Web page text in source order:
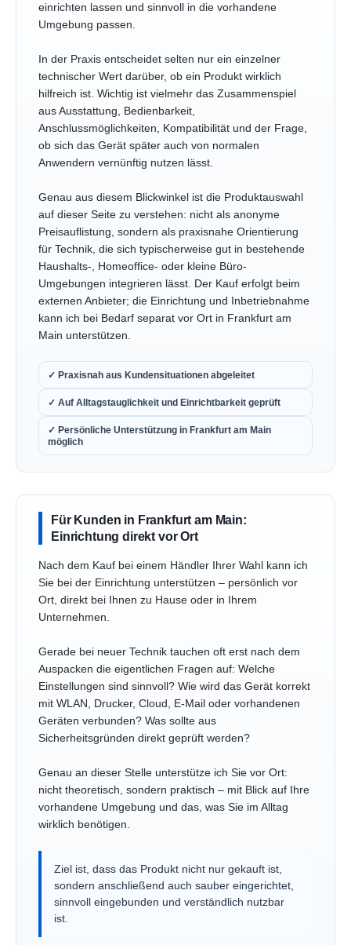
einrichten lassen und sinnvoll in die vorhandene
Umgebung passen.
In der Praxis entscheidet selten nur ein einzelner
technischer Wert darüber, ob ein Produkt wirklich
hilfreich ist. Wichtig ist vielmehr das Zusammenspiel
aus Ausstattung, Bedienbarkeit,
Anschlussmöglichkeiten, Kompatibilität und der Frage,
ob sich das Gerät später auch von normalen
Anwendern vernünftig nutzen lässt.
Genau aus diesem Blickwinkel ist die Produktauswahl
auf dieser Seite zu verstehen: nicht als anonyme
Preisauflistung, sondern als praxisnahe Orientierung
für Technik, die sich typischerweise gut in bestehende
Haushalts-, Homeoffice- oder kleine Büro-
Umgebungen integrieren lässt. Der Kauf erfolgt beim
externen Anbieter; die Einrichtung und Inbetriebnahme
kann ich bei Bedarf separat vor Ort in Frankfurt am
Main unterstützen.
✓ Praxisnah aus Kundensituationen abgeleitet
✓ Auf Alltagstauglichkeit und Einrichtbarkeit geprüft
✓ Persönliche Unterstützung in Frankfurt am Main
möglich
Für Kunden in Frankfurt am Main:
Einrichtung direkt vor Ort
Nach dem Kauf bei einem Händler Ihrer Wahl kann ich
Sie bei der Einrichtung unterstützen – persönlich vor
Ort, direkt bei Ihnen zu Hause oder in Ihrem
Unternehmen.
Gerade bei neuer Technik tauchen oft erst nach dem
Auspacken die eigentlichen Fragen auf: Welche
Einstellungen sind sinnvoll? Wie wird das Gerät korrekt
mit WLAN, Drucker, Cloud, E-Mail oder vorhandenen
Geräten verbunden? Was sollte aus
Sicherheitsgründen direkt geprüft werden?
Genau an dieser Stelle unterstütze ich Sie vor Ort:
nicht theoretisch, sondern praktisch – mit Blick auf Ihre
vorhandene Umgebung und das, was Sie im Alltag
wirklich benötigen.
Ziel ist, dass das Produkt nicht nur gekauft ist,
sondern anschließend auch sauber eingerichtet,
sinnvoll eingebunden und verständlich nutzbar
ist.